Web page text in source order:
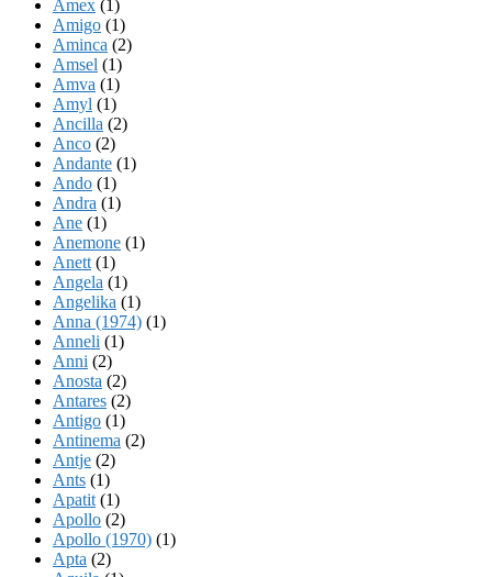
Amex (1)
Amigo (1)
Aminca (2)
Amsel (1)
Amva (1)
Amyl (1)
Ancilla (2)
Anco (2)
Andante (1)
Ando (1)
Andra (1)
Ane (1)
Anemone (1)
Anett (1)
Angela (1)
Angelika (1)
Anna (1974) (1)
Anneli (1)
Anni (2)
Anosta (2)
Antares (2)
Antigo (1)
Antinema (2)
Antje (2)
Ants (1)
Apatit (1)
Apollo (2)
Apollo (1970) (1)
Apta (2)